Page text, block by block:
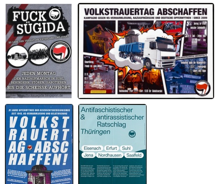
23. Antifaschistischer und
Antirassistischer Ratschlag
Kritik des
Postnazismus
Fuck Sügida Volkstrauertag abschaffen